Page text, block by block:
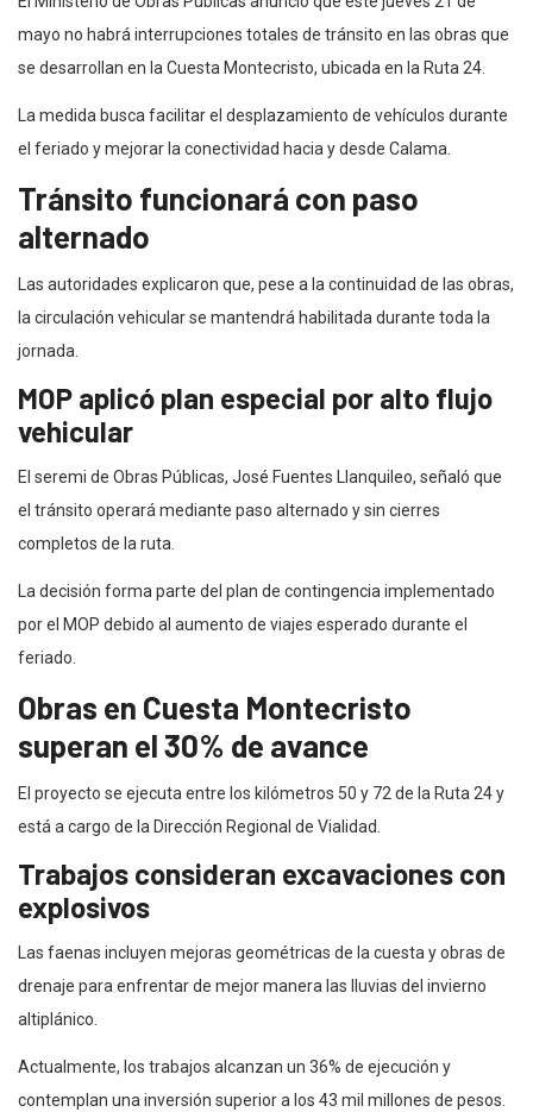
mayo no habrá interrupciones totales de tránsito en las obras que
se desarrollan en la Cuesta Montecristo, ubicada en la Ruta 24.
La medida busca facilitar el desplazamiento de vehículos durante
el feriado y mejorar la conectividad hacia y desde Calama.
Tránsito funcionará con paso
alternado
Las autoridades explicaron que, pese a la continuidad de las obras,
la circulación vehicular se mantendrá habilitada durante toda la
jornada.
MOP aplicó plan especial por alto flujo
vehicular
El seremi de Obras Públicas, José Fuentes Llanquileo, señaló que
el tránsito operará mediante paso alternado y sin cierres
completos de la ruta.
La decisión forma parte del plan de contingencia implementado
por el MOP debido al aumento de viajes esperado durante el
feriado.
Obras en Cuesta Montecristo
superan el 30% de avance
El proyecto se ejecuta entre los kilómetros 50 y 72 de la Ruta 24 y
está a cargo de la Dirección Regional de Vialidad.
Trabajos consideran excavaciones con
explosivos
Las faenas incluyen mejoras geométricas de la cuesta y obras de
drenaje para enfrentar de mejor manera las lluvias del invierno
altiplánico.
Actualmente, los trabajos alcanzan un 36% de ejecución y
contemplan una inversión superior a los 43 mil millones de pesos.